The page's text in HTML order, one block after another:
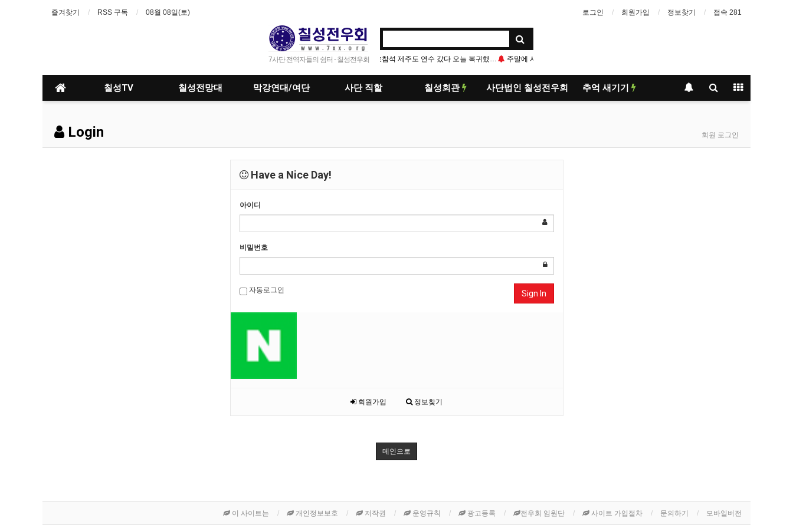
즐겨찾기 RSS 구독 08월 08일(토) 로그인 회원가입 정보찾기 접속 281
7사단 전역자들의 쉼터 - 칠성전우회
저녁점호참석 제주도 연수 갔다 오늘 복귀했네요 단결 주말에 서울은 좀 기온 내려간다고는 하는데 가봐야 알듯…
칠성TV 칠성전망대 막강연대/여단 사단 직할 칠성회관 사단법인 칠성전우회 추억 새기기
Login 회원 로그인
Have a Nice Day!
아이디
비밀번호
자동로그인 Sign In
회원가입 정보찾기
메인으로
이 사이트는 개인정보보호 저작권 운영규칙 광고등록 전우회 임원단 사이트 가입절차 문의하기 모바일버전